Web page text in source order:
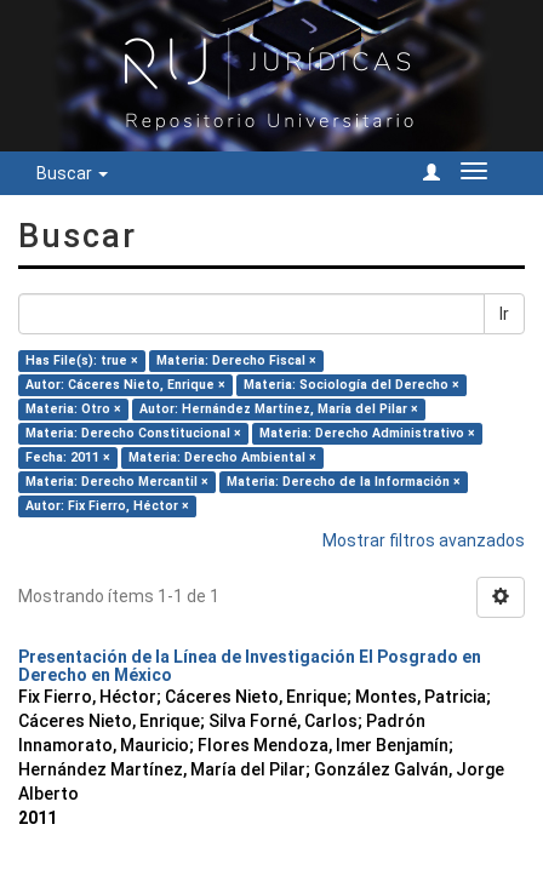
Buscar
Cambiar
Buscar
Ir
Has File(s): true ×
Materia: Derecho Fiscal ×
Autor: Cáceres Nieto, Enrique ×
Materia: Sociología del Derecho ×
Materia: Otro ×
Autor: Hernández Martínez, María del Pilar ×
Materia: Derecho Constitucional ×
Materia: Derecho Administrativo ×
Fecha: 2011 ×
Materia: Derecho Ambiental ×
Materia: Derecho Mercantil ×
Materia: Derecho de la Información ×
Autor: Fix Fierro, Héctor ×
Mostrar filtros avanzados
Mostrando ítems 1-1 de 1
Presentación de la Línea de Investigación El Posgrado en
Derecho en México
Fix Fierro, Héctor; Cáceres Nieto, Enrique; Montes, Patricia;
Cáceres Nieto, Enrique; Silva Forné, Carlos; Padrón
Innamorato, Mauricio; Flores Mendoza, Imer Benjamín;
Hernández Martínez, María del Pilar; González Galván, Jorge
Alberto
2011